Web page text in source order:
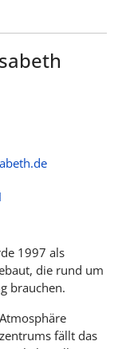
1997 als
die rund um
brauchen.
fällt das